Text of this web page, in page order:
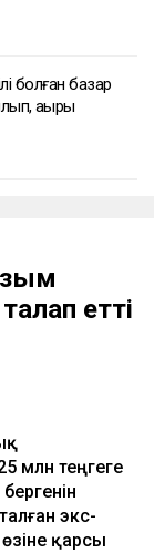
болған базар
ақыры
етті
млн теңгеге
экс-
қарсы